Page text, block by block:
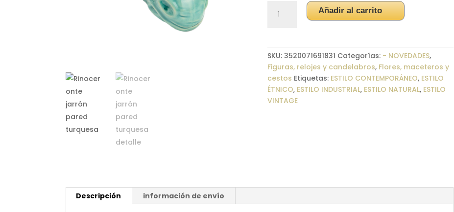
Rinoceronte
jarrón
cantidad
Añadir al carrito
SKU:3520071691831 Categorías: - NOVEDADES,
Figuras, relojes y candelabros, Flores, maceteros y
cestos Etiquetas: ESTILO CONTEMPORÁNEO, ESTILO
ÉTNICO, ESTILO INDUSTRIAL, ESTILO NATURAL, ESTILO
VINTAGE
Descripción información de envío